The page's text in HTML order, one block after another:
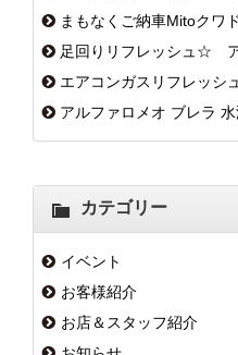
まもなくご納車Mitoクワ
足回りリフレッシュ☆
エアコンガスリフレッシ
アルファロメオ ブレラ
カテゴリー
イベント
お客様紹介
お店＆スタッフ紹介